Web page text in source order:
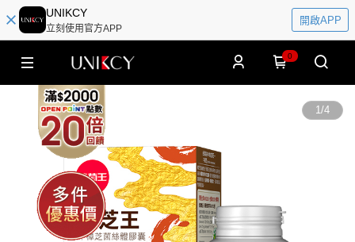
UNIKCY
立刻使用官方APP
開啟APP
0
1/4